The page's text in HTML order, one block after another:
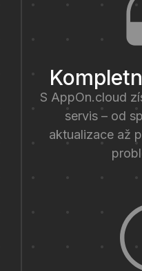
S AppOn.cloud
servis – od
aktualizace až